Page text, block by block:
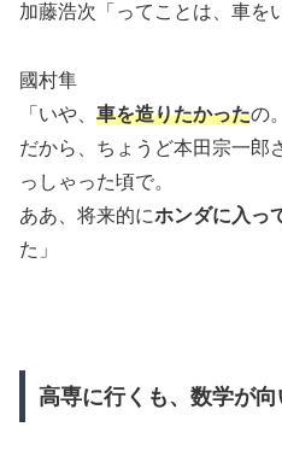
加藤浩次「ってことは、車を
國村隼
「いや、 車を造りたかったの。
だから、ちょうど本田宗一郎
っしゃった頃で。
ああ、将来的にホンダに入っ
た」
高専に行くも、数学が